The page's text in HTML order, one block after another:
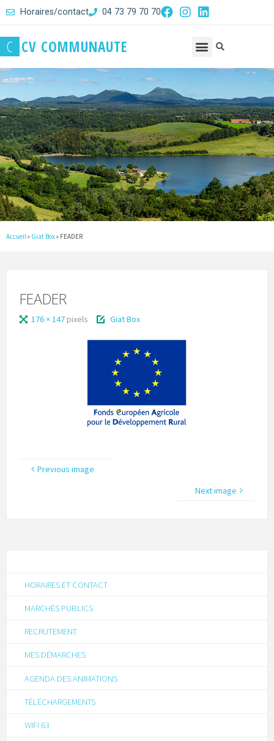
Horaires/contact 04 73 79 70 70
C CV COMMUNAUTE
Accueil » Giat Box» FEADER
FEADER
176 × 147 pixels Giat Box
Previous image
Next image
HORAIRES ET CONTACT
MARCHÉS PUBLICS
RECRUTEMENT
MES DÉMARCHES
AGENDA DES ANIMATIONS
TÉLÉCHARGEMENTS
WIFI 63